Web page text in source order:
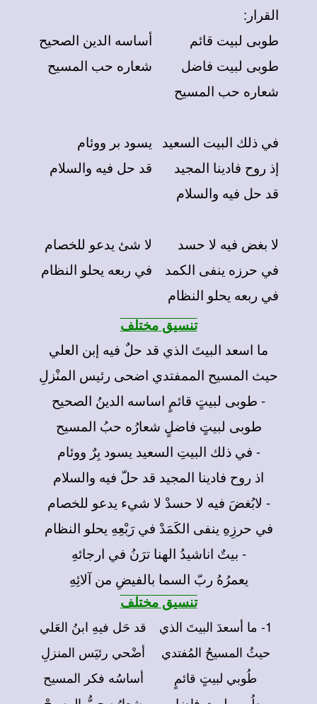
القرار:
أساسه الدين الصحيح
طوبى لبيت قائم
شعاره حب المسيح
طوبى لبيت فاضل
شعاره حب المسيح
يسود بر ووئام
في ذلك البيت السعيد
قد حل فيه والسلام
إذ روح فادينا المجيد
قد حل فيه والسلام
لا شئ يدعو للخصام
لا بغض فيه لا حسد
في ربعه يحلو النظام
في حرزه ينفى الكمد
في ربعه يحلو النظام
تنسيق مختلف
ما اسعد البيتَ الذي قد حلٌ فيه إبن العلي
حيث المسيح الممفتدي اضحى رئيس المنْزلِ
- طوبى لبيتٍ قائمٍ اساسه الدينُ الصحيح
طوبى لبيتٍ فاضلٍ شعارُه حبُ المسيح
- في ذلك البيتِ السعيد يسود بِرٌ ووئام
اذ روح فادينا المجيد قد حلّ فيه والسلام
- لابُغضَ فيه لا حسدْ لا شيء يدعو للخصام
في حرزِهِ ينفى الكَمَدْ في رَبْعِهِ يحلو النظام
- بيتٌ اناشيدُ الهنا ترَنُ في ارجائهِ
يعمرُهُ ربّ السما بالفيضِ من آلائِهِ
تنسيق مختلف
1- ما أسعدَ البيتَ الذي
حيثُ المسيحُ المُفتدي
طُوبي لبيتٍ قائمٍ
قد حَل فيهِ ابنُ العَلي
أضْحي رئيَس المنزلِ
أساسُه فكر المسيح